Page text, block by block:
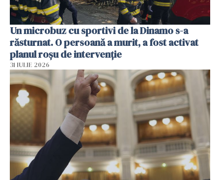
Un microbuz cu sportivi de la Dinamo s-a
răsturnat. O persoană a murit, a fost activat
planul roșu de intervenție
31 IULIE 2026